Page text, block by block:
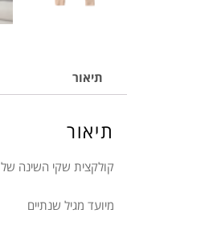
תיאור
תיאור
קולקצית שקי השינה של Nuvita עוצבו במיוחד בכדי להבטיח את הנוחות ואיכות החיים האופטימלית עבור תינוקכם!
מיועד מגיל שנתיים